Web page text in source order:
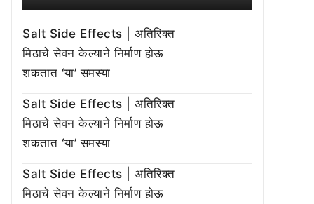
Salt Side Effects | अतिरिक्त
मिठाचे सेवन केल्याने निर्माण होऊ
शकतात ‘या’ समस्या
Salt Side Effects | अतिरिक्त
मिठाचे सेवन केल्याने निर्माण होऊ
शकतात ‘या’ समस्या
Salt Side Effects | अतिरिक्त
मिठाचे सेवन केल्याने निर्माण होऊ